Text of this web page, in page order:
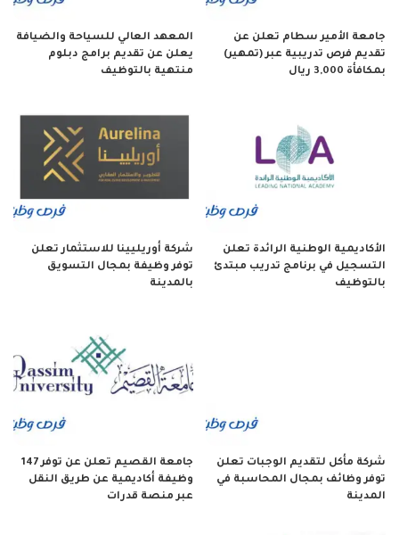
جامعة الأمير سطام تعلن عن
تقديم فرص تدريبية عبر (تمهير)
بمكافأة 3,000 ريال
المعهد العالي للسياحة والضيافة
يعلن عن تقديم برامج دبلوم
منتهية بالتوظيف
الأكاديمية الوطنية الرائدة تعلن
التسجيل في برنامج تدريب مبتدئ
بالتوظيف
شركة أوريليينا للاستثمار تعلن
توفر وظيفة بمجال التسويق
بالمدينة
شركة مأكل لتقديم الوجبات تعلن
توفر وظائف بمجال المحاسبة في
المدينة
جامعة القصيم تعلن عن توفر 147
وظيفة أكاديمية عن طريق النقل
عبر منصة قدرات